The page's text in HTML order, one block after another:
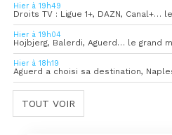
Hier à 19h49
Droits TV : Ligue 1+, DAZN, Canal+…
Hier à 19h04
Hojbjerg, Balerdi, Aguerd… le grand
Hier à 18h19
Aguerd a choisi sa destination,
TOUT VOIR